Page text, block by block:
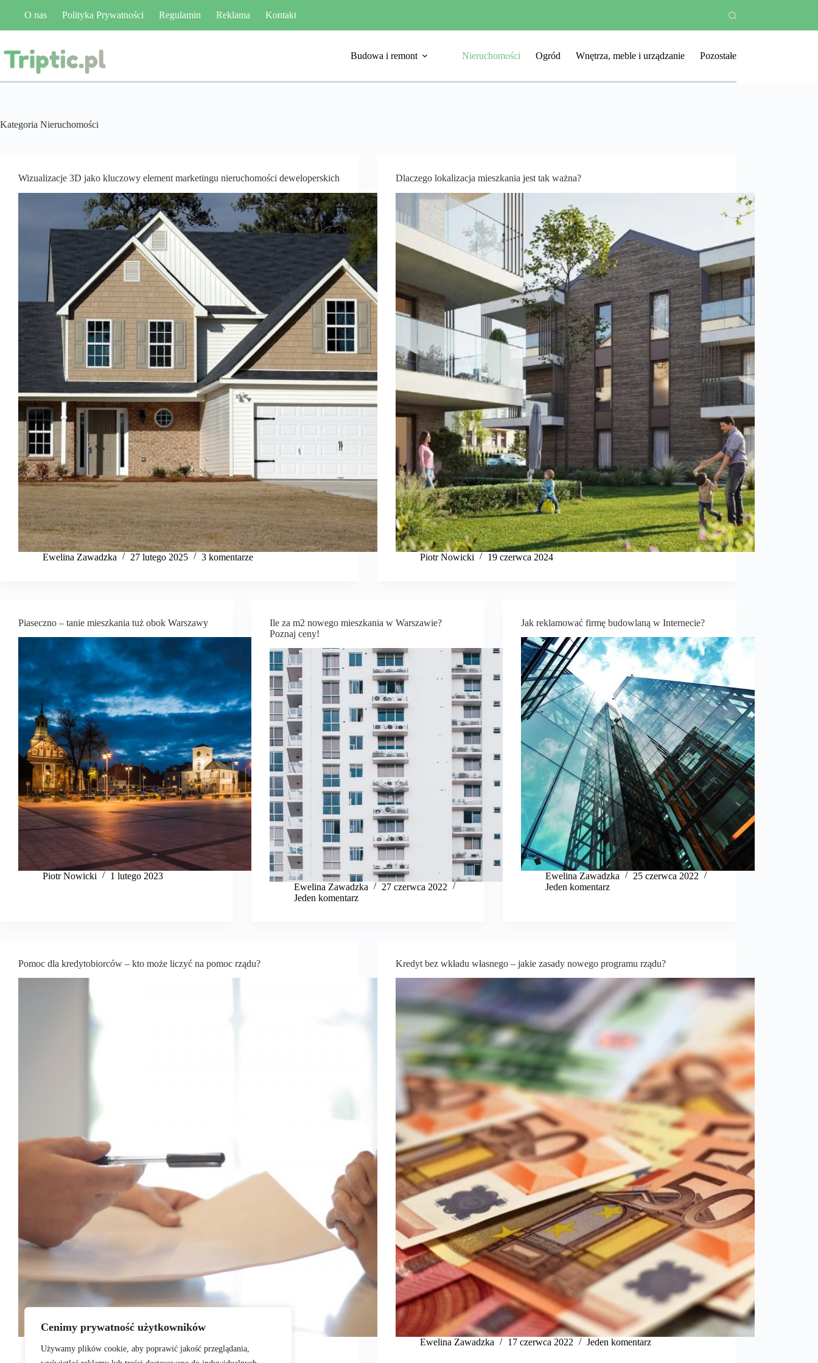
Cenimy prywatność użytkowników
Używamy plików cookie, aby poprawić jakość przeglądania,
O nas Polityka Prywatności Regulamin Reklama Kontakt
Budowa i remont Nieruchomości Ogród Wnętrza, meble i urządzanie Pozostałe
Kategoria Nieruchomości
Wizualizacje 3D jako kluczowy element marketingu nieruchomości deweloperskich
Ewelina Zawadzka 27 lutego 2025 3 komentarze
Dlaczego lokalizacja mieszkania jest tak ważna?
Piotr Nowicki 19 czerwca 2024
Piaseczno – tanie mieszkania tuż obok Warszawy
Piotr Nowicki 1 lutego 2023
Ile za m2 nowego mieszkania w Warszawie?
Poznaj ceny!
Ewelina Zawadzka
27 czerwca 2022
Jeden komentarz
Jak reklamować firmę budowlaną w Internecie?
Ewelina Zawadzka
25 czerwca 2022
Jeden komentarz
Pomoc dla kredytobiorców – kto może liczyć na pomoc rządu? Kredyt bez wkładu własnego – jakie zasady nowego programu rządu?
Ewelina Zawadzka 17 czerwca 2022 Jeden komentarz